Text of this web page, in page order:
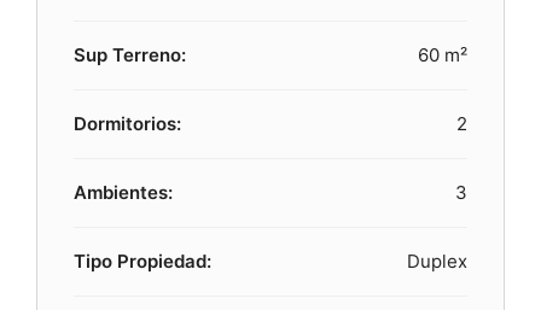
Sup Terreno: 60 m²
Dormitorios: 2
Ambientes: 3
Tipo Propiedad: Duplex